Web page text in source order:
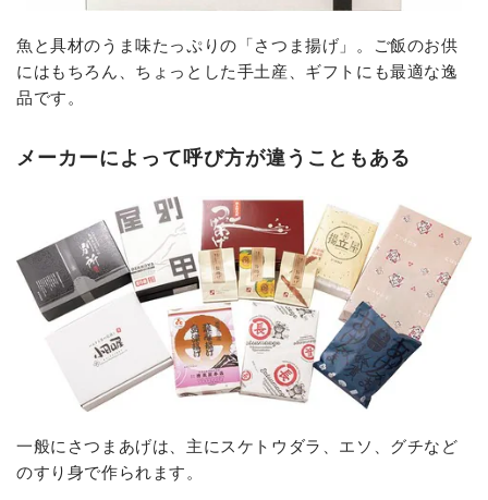
魚と具材のうま味たっぷりの「さつま揚げ」。ご飯のお供
にはもちろん、ちょっとした手土産、ギフトにも最適な逸
品です。
メーカーによって呼び方が違うこともある
一般にさつまあげは、主にスケトウダラ、エソ、グチなど
のすり身で作られます。